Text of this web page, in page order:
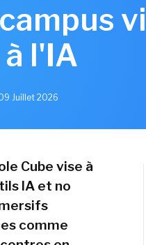
l'IA
Juillet 2026
Cube vise à
IA et no
comme